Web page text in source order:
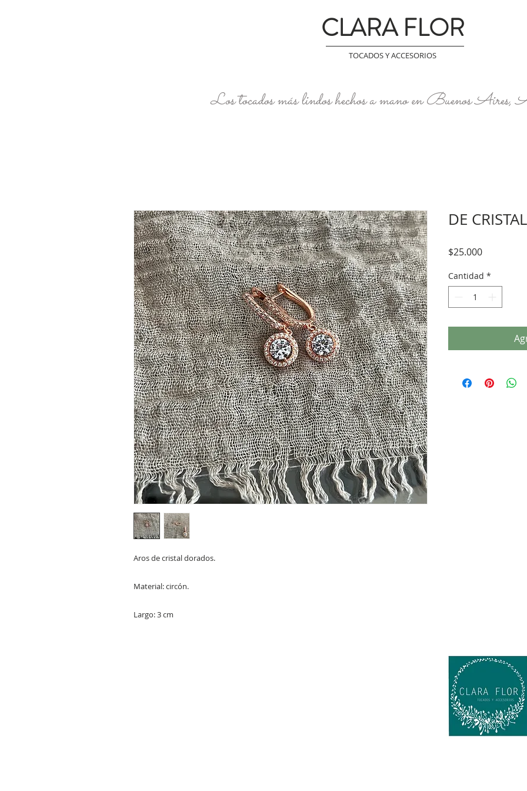
CLARA FLOR
TOCADOS Y ACCESORIOS
Los tocados más lindos hechos a mano en Buenos Aires,
Aros de cristal dorados.
Material: circón.
Largo: 3 cm
DE
$25.000Precio
Cantidad *